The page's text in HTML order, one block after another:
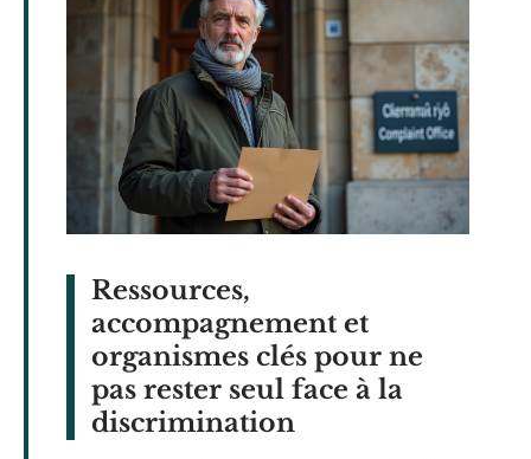
Ressources,
accompagnement et
organismes clés pour ne
pas rester seul face à la
discrimination